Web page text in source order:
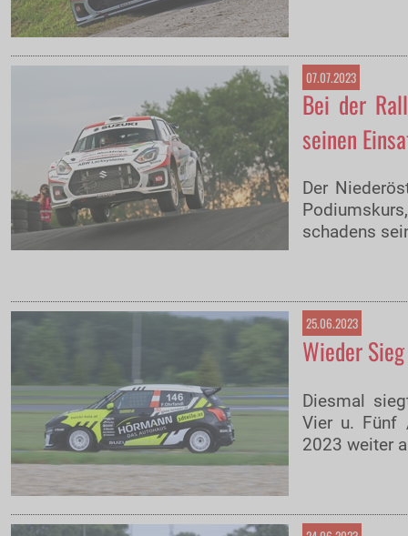
07.07.2023
Bei der
seinen
Der
schadens
25.06.2023
Wieder
Diesmal
Vier u. Fünf
2023 weiter